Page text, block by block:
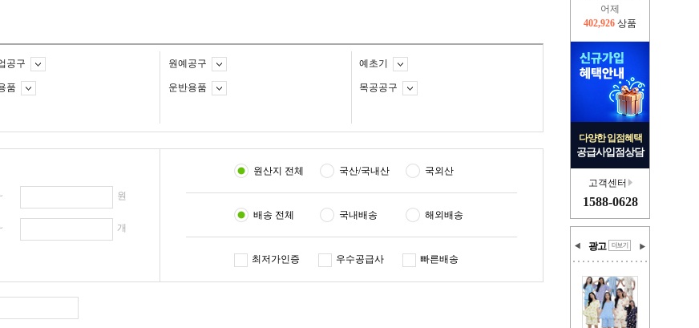
오늘(현재)
424,107 상품
다양한 입점혜택
공급사입점상담
고객센터
1588-0628
광고
공구 원예공구 예초기
품 운반용품 목공공구
원
개
원산지 전체 국산/국내산 국외산
배송 전체 국내배송 해외배송
최저가인증 우수공급사 빠른배송